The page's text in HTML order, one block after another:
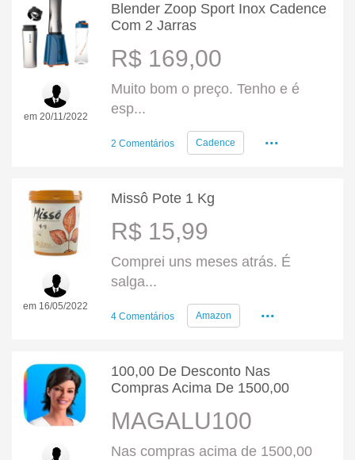
em 20/11/2022
Blender Zoop Sport Inox Cadence
Com 2 Jarras
R$ 169,00
Muito bom o preço. Tenho e é
esp...
2 Comentários Cadence ...
em 16/05/2022
Missô Pote 1 Kg
R$ 15,99
Comprei uns meses atrás. É
salga...
4 Comentários Amazon ...
100,00 De Desconto Nas
Compras Acima De 1500,00
MAGALU100
Nas compras acima de 1500,00